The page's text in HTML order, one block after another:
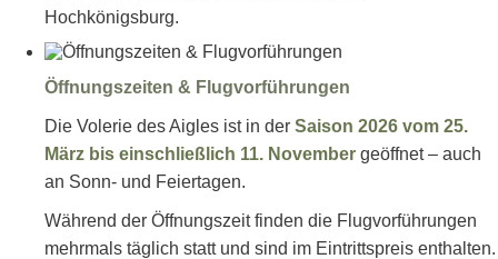
Hochkönigsburg.
Öffnungszeiten & Flugvorführungen
Die Volerie des Aigles ist in der Saison 2026 vom 25.
März bis einschließlich 11. November geöffnet – auch
an Sonn- und Feiertagen.
Während der Öffnungszeit finden die Flugvorführungen
mehrmals täglich statt und sind im Eintrittspreis enthalten.